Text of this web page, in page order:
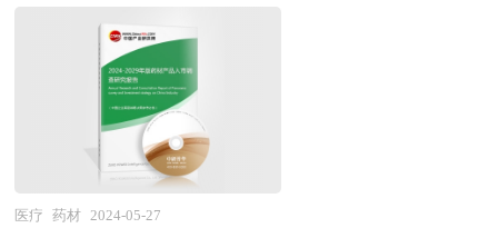
护航。中研产业规划院率先在业内提出“全流程一
体化”综合解决方案，提供从前期拿地策划、定位
策划、概念规划、空间规划、总体规划、城市设
计、建筑设计、景观设计、IP设计、商业模式设
计、招商、投资、运营等一系列咨询服务。
究网、国内外相关刊物的基础信息以及各省市相关
统计单位等公布和提供的大量资料。对生物试剂行
业风险投资现状、国际化进程与外资进入、融资渠
道、如何运作风险投资、退出机制及发展趋势等进
行了系统的分析，并重点分析了生物试剂行业风险
投资的主要现存问题、相应对策以及新形势下面临
的机遇与挑战和企业的应对策略等。是风险投资公
的新产品立于不败之地。企业在新产品入市前需要
对相关产品的市场做整体分析，了解竞争对手的市
场状况，了解消费者的消费状况，给新产品找准市
场切入点，实现企业预期目标。中研普华通过多个
新产品上市调查项目的研究，对新品上市前企业找
准市场定位和产品定位有着全新的认识。中研普华
针对不同客户需求度身定做不同的研究解决方案。
医疗 药材 2024-05-27